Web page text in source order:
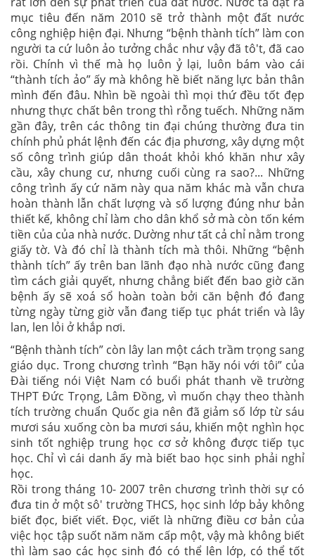
mục tiêu đến năm 2010 sẽ trở thành một đất nước
công nghiệp hiện đại. Nhưng “bệnh thành tích” làm con
người ta cứ luôn ảo tưởng chắc như vậy đã tô't, đã cao
rồi. Chính vì thế mà họ luôn ỷ lại, luôn bám vào cái
“thành tích ảo” ấy mà không hề biết năng lực bản thân
mình đến đâu. Nhìn bề ngoài thì mọi thứ đều tốt đẹp
nhưng thực chất bên trong thì rỗng tuếch. Những năm
gần đây, trên các thông tin đại chúng thường đưa tin
chính phủ phát lệnh đến các địa phương, xây dựng một
số công trình giúp dân thoát khỏi khó khăn như xây
cầu, xây chung cư, nhưng cuối cùng ra sao?... Những
công trình ấy cứ năm này qua năm khác mà vẫn chưa
hoàn thành lẫn chất lượng và số lượng đúng như bản
thiết kế, không chỉ làm cho dân khổ sở mà còn tốn kém
tiền của của nhà nước. Dường như tất cả chỉ nằm trong
giấy tờ. Và đó chỉ là thành tích mà thôi. Những “bệnh
thành tích” ấy trên ban lãnh đạo nhà nước cũng đang
tìm cách giải quyết, nhưng chẳng biết đến bao giờ căn
bệnh ấy sẽ xoá sổ hoàn toàn bởi căn bệnh đó đang
từng ngày từng giờ vẫn đang tiếp tục phát triển và lây
lan, len lỏi ở khắp nơi.
“Bệnh thành tích” còn lây lan một cách trầm trọng sang
giáo dục. Trong chương trình “Bạn hãy nói với tôi” của
Đài tiếng nói Việt Nam có buổi phát thanh về trường
THPT Đức Trọng, Lâm Đồng, vì muốn chạy theo thành
tích trường chuẩn Quốc gia nên đã giảm số lớp từ sáu
mươi sáu xuống còn ba mươi sáu, khiến một nghìn học
sinh tốt nghiệp trung học cơ sở không được tiếp tục
học. Chỉ vì cái danh ấy mà biết bao học sinh phải nghỉ
học.
Rồi trong tháng 10- 2007 trên chương trình thời sự có
đưa tin ở một sô' trường THCS, học sinh lớp bảy không
biết đọc, biết viết. Đọc, viết là những điều cơ bản của
việc học tập suốt năm năm cấp một, vậy mà không biết
thì làm sao các học sinh đó có thể lên lớp, có thể tốt